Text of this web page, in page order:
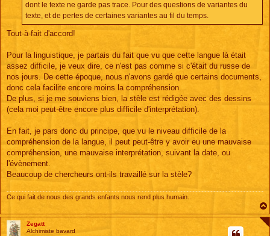
dont le texte ne garde pas trace. Pour des questions de variantes du
texte, et de pertes de certaines variantes au fil du temps.
Tout-à-fait d'accord!
Pour la linguistique, je partais du fait que vu que cette langue là était
assez difficile, je veux dire, ce n'est pas comme si c'était du russe de
nos jours. De cette époque, nous n'avons gardé que certains documents,
donc cela facilite encore moins la compréhension.
De plus, si je me souviens bien, la stèle est rédigée avec des dessins
(cela moi peut-être encore plus difficile d'interprétation).
En fait, je pars donc du principe, que vu le niveau difficile de la
compréhension de la langue, il peut peut-être y avoir eu une mauvaise
compréhension, une mauvaise interprétation, suivant la date, ou
l'évènement.
Beaucoup de chercheurs ont-ils travaillé sur la stèle?
Ce qui fait de nous des grands enfants nous rend plus humain...
Zegatt
Alchimiste bavard